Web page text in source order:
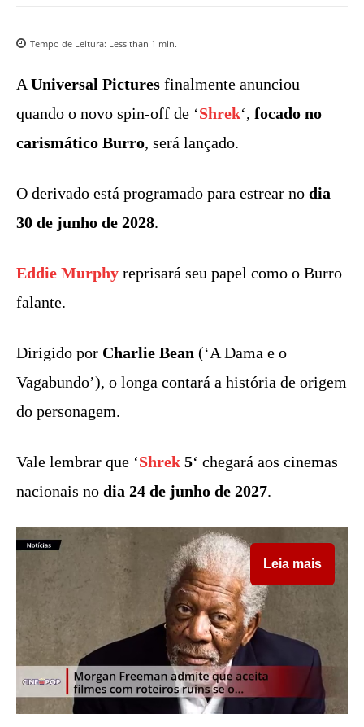
Tempo de Leitura: Less than 1 min.
A Universal Pictures finalmente anunciou
quando o novo spin-off de ‘Shrek‘, focado no
carismático Burro, será lançado.
O derivado está programado para estrear no dia
30 de junho de 2028.
Eddie Murphy reprisará seu papel como o Burro
falante.
Dirigido por Charlie Bean (‘A Dama e o
Vagabundo’), o longa contará a história de origem
do personagem.
Vale lembrar que ‘Shrek 5‘ chegará aos cinemas
nacionais no dia 24 de junho de 2027.
Leia mais